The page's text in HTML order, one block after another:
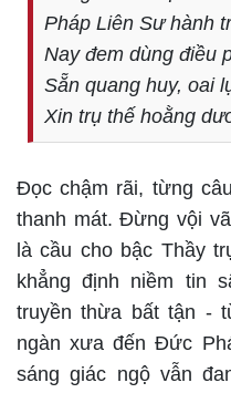
Pháp Liên Sư hành
Nay đem dùng điều
Sẵn quang huy, oai
Xin trụ thế hoằng
Đọc chậm rãi, từng
thanh mát. Đừng vội
là cầu cho bậc Thầy
khẳng định niềm tin
truyền thừa bất tận -
ngàn xưa đến Đức
sáng giác ngộ vẫn